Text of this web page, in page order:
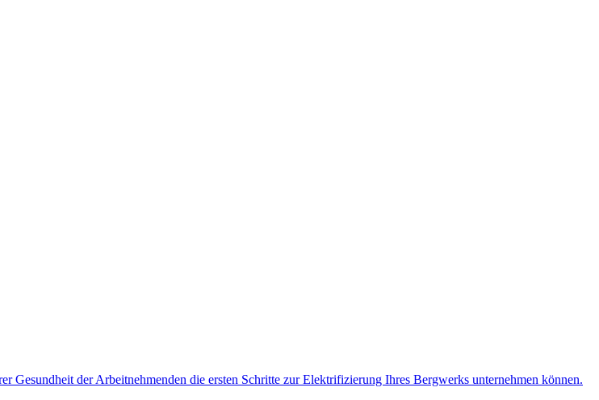
Gesundheit der Arbeitnehmenden die ersten Schritte zur Elektrifizierung Ihres Bergwerks unternehmen können.